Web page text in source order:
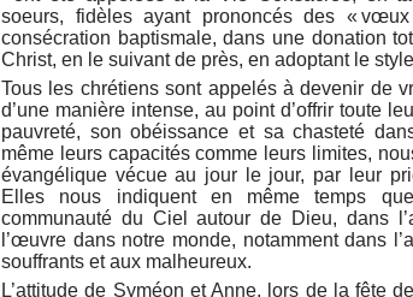
soeurs, fidèles ayant prononcés des «
consécration baptismale, dans une donation
Christ, en le suivant de près, en adoptant le
Tous les chrétiens sont appelés à devenir de
d’une manière intense, au point d’offrir toute
pauvreté, son obéissance et sa chasteté
même leurs capacités comme leurs limites,
évangélique vécue au jour le jour, par leur
Elles nous indiquent en même temps
communauté du Ciel autour de Dieu, dans
l’œuvre dans notre monde, notamment dans
souffrants et aux malheureux.
L’attitude de Syméon et Anne, lors de la fête